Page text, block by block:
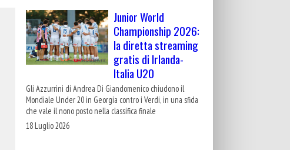
Junior World
Championship 2026:
la diretta streaming
gratis di Irlanda-
Italia U20
Gli Azzurrini di Andrea Di Giandomenico chiudono il
Mondiale Under 20 in Georgia contro i Verdi, in una sfida
che vale il nono posto nella classifica finale
18 Luglio 2026